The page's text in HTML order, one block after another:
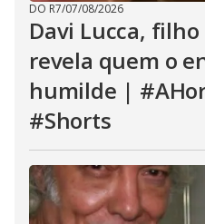
DO R7/07/08/2026
Davi Lucca,
revela quem o
humilde |
#Shorts